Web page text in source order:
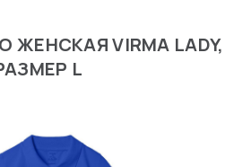
VIRMA LADY,
L